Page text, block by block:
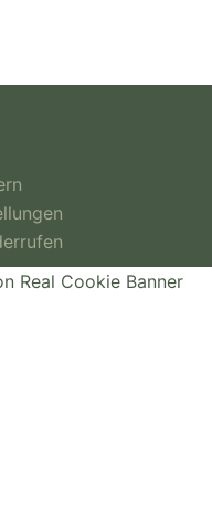
Real Cookie Banner